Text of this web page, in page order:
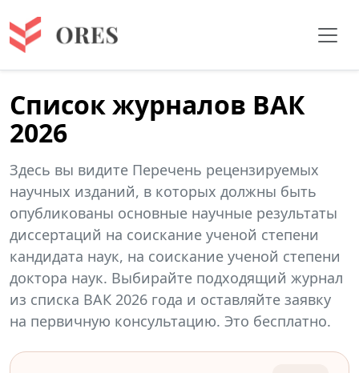
Список журналов ВАК
2026
Здесь вы видите Перечень рецензируемых
научных изданий, в которых должны быть
опубликованы основные научные результаты
диссертаций на соискание ученой степени
кандидата наук, на соискание ученой степени
доктора наук. Выбирайте подходящий журнал
из списка ВАК 2026 года и оставляйте заявку
на первичную консультацию. Это бесплатно.